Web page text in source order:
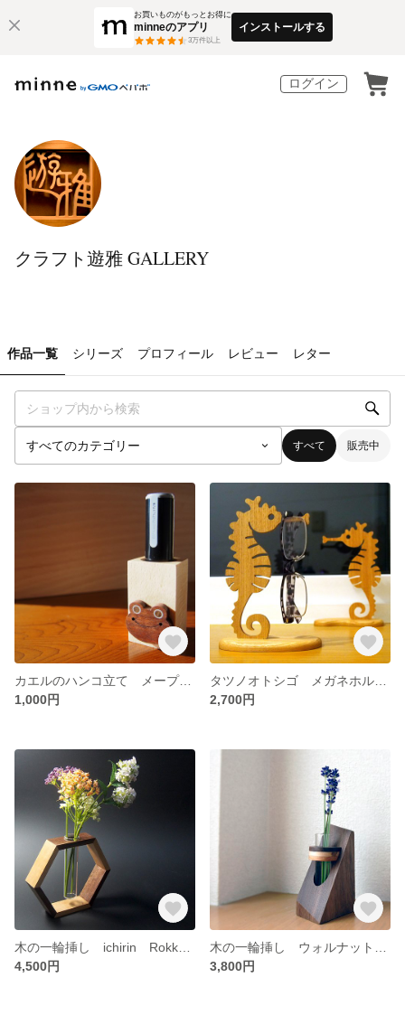
お買いものがもっとお得に
minneのアプリ
3万件以上
インストールする
ログイン
クラフト遊雅 GALLERY
作品一覧 シリーズ プロフィール レビュー レター
すべて 販売中
カエルのハンコ立て メープル 送料無料
1,000円
2,700円
4,500円
3,800円